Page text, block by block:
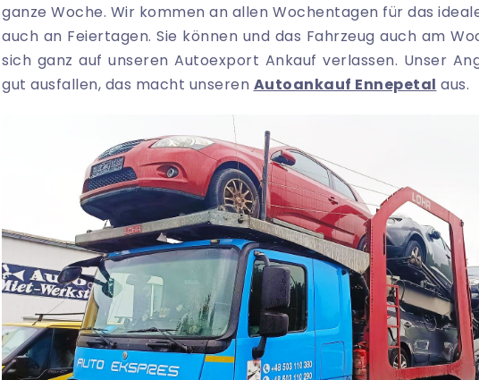
ganze Woche. Wir kommen an allen Wochentagen für das
auch an Feiertagen. Sie können und das Fahrzeug auch am
sich ganz auf unseren Autoexport Ankauf verlassen. Unser
gut ausfallen, das macht unseren Autoankauf Ennepetal aus.